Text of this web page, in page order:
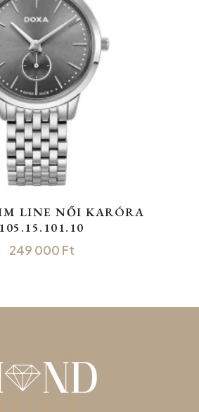
LINE NŐI KARÓRA
105.15.101.10
249 000 Ft